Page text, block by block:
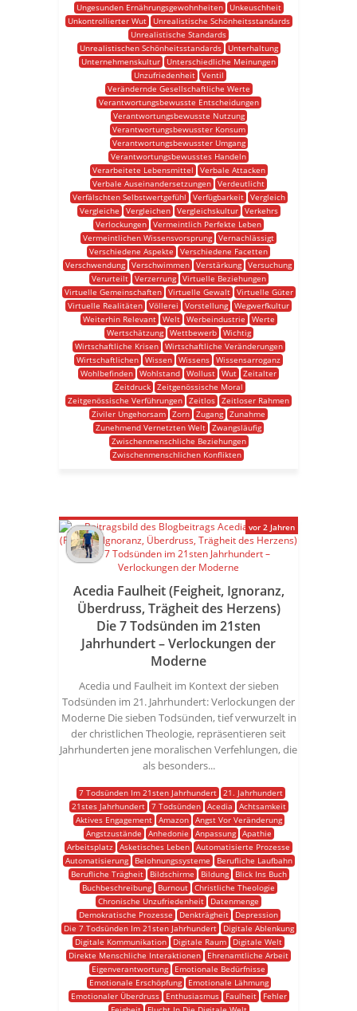
Ungesunden Ernährungsgewohnheiten
Unkeuschheit
Unkontrollierter Wut
Unrealistische Schönheitsstandards
Unrealistische Standards
Unrealistischen Schönheitsstandards
Unterhaltung
Unternehmenskultur
Unterschiedliche Meinungen
Unzufriedenheit
Ventil
Verändernde Gesellschaftliche Werte
Verantwortungsbewusste Entscheidungen
Verantwortungsbewusste Nutzung
Verantwortungsbewusster Konsum
Verantwortungsbewusster Umgang
Verantwortungsbewusstes Handeln
Verarbeitete Lebensmittel
Verbale Attacken
Verbale Auseinandersetzungen Verdeutlicht
Verfälschten Selbstwertgefühl
Verfügbarkeit
Vergleich
Vergleiche
Vergleichen Vergleichskultur
Verkehrs
Verlockungen Vermeintlich Perfekte Leben
Vermeintlichen Wissensvorsprung Vernachlässigt
Verschiedene Aspekte
Verschiedene Facetten
Verschwendung Verschwimmen Verstärkung Versuchung
Verurteilt
Verzerrung
Virtuelle Beziehungen
Virtuelle Gemeinschaften
Virtuelle Gewalt
Virtuelle Güter
Virtuelle Realitäten Völlerei Vorstellung Wegwerfkultur
Weiterhin Relevant
Welt Werbeindustrie
Werte
Wertschätzung
Wettbewerb
Wichtig
Wirtschaftliche Krisen
Wirtschaftliche Veränderungen
Wirtschaftlichen Wissen Wissens Wissensarroganz
Wohlbefinden Wohlstand Wollust Wut Zeitalter
Zeitdruck
Zeitgenössische Moral
Zeitgenössische Verführungen Zeitlos Zeitloser Rahmen
Ziviler Ungehorsam Zorn Zugang Zunahme
Zunehmend Vernetzten Welt Zwangsläufig
Zwischenmenschliche Beziehungen
Zwischenmenschlichen Konflikten
Acedia Faulheit (Feigheit, Ignoranz,
Überdruss, Trägheit des Herzens)
Die 7 Todsünden im 21sten
Jahrhundert – Verlockungen der
Moderne
Acedia und Faulheit im Kontext der sieben
Todsünden im 21. Jahrhundert: Verlockungen der
Moderne Die sieben Todsünden, tief verwurzelt in
der christlichen Theologie, repräsentieren seit
Jahrhunderten jene moralischen Verfehlungen, die
als besonders...
7 Todsünden Im 21sten Jahrhundert
21. Jahrhundert
21stes Jahrhundert
7 Todsünden Acedia
Achtsamkeit
Aktives Engagement
Amazon
Angst Vor Veränderung
Angstzustände
Anhedonie Anpassung
Apathie
Arbeitsplatz Asketisches Leben Automatisierte Prozesse
Automatisierung
Belohnungssysteme
Berufliche Laufbahn
Berufliche Trägheit
Bildschirme Bildung
Blick Ins Buch
Buchbeschreibung
Burnout Christliche Theologie
Chronische Unzufriedenheit
Datenmenge
Demokratische Prozesse
Denkträgheit
Depression
Die 7 Todsünden Im 21sten Jahrhundert
Digitale Ablenkung
Digitale Kommunikation
Digitale Raum
Digitale Welt
Direkte Menschliche Interaktionen
Ehrenamtliche Arbeit
Eigenverantwortung
Emotionale Bedürfnisse
Emotionale Erschöpfung
Emotionale Lähmung
Emotionaler Überdruss
Enthusiasmus Faulheit
Fehler
vor 2 Jahren